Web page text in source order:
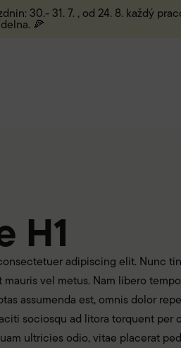
30.- 31. 7. , od 24. 8. každý
🍕
H1adipiscing elit. Nunc
mauris vel metus. Nam libero
assumenda est, omnis dolor
sociosqu ad litora torquent
ultricies odio, vitae placerat